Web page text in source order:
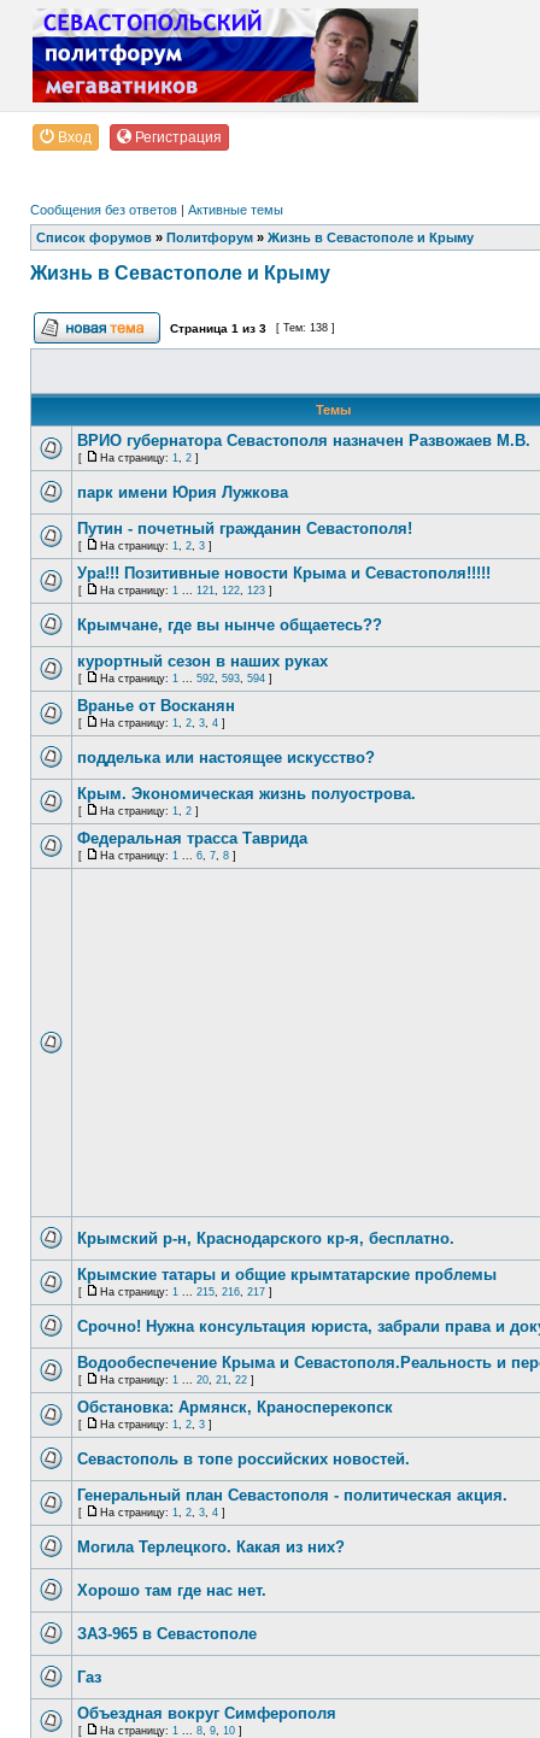
Вход Регистрация
Сообщения без ответов | Активные темы
Список форумов » Политфорум » Жизнь в Севастополе и Крыму
Жизнь в Севастополе и Крыму
Страница 1 из 3 [ Тем: 138 ]
Темы
ВРИО губернатора Севастополя назначен Развожаев М.В.
[ На страницу: 1, 2 ]
парк имени Юрия Лужкова
Путин - почетный гражданин Севастополя!
[ На страницу: 1, 2, 3 ]
Ура!!! Позитивные новости Крыма и Севастополя!!!!!
[ На страницу: 1 ... 121, 122, 123 ]
Крымчане, где вы нынче общаетесь??
курортный сезон в наших руках
[ На страницу: 1 ... 592, 593, 594 ]
Вранье от Восканян
[ На страницу: 1, 2, 3, 4 ]
подделька или настоящее искусство?
Крым. Экономическая жизнь полуострова.
[ На страницу: 1, 2 ]
Федеральная трасса Таврида
[ На страницу: 1 ... 6, 7, 8 ]
Крымский р-н, Краснодарского кр-я, бесплатно.
Крымские татары и общие крымтатарские проблемы
[ На страницу: 1 ... 215, 216, 217 ]
Срочно! Нужна консультация юриста, забрали права и
Водообеспечение Крыма и Севастополя.Реальность и
[ На страницу: 1 ... 20, 21, 22 ]
Обстановка: Армянск, Краносперекопск
[ На страницу: 1, 2, 3 ]
Севастополь в топе российских новостей.
Генеральный план Севастополя - политическая акция.
[ На страницу: 1, 2, 3, 4 ]
Могила Терлецкого. Какая из них?
Хорошо там где нас нет.
ЗАЗ-965 в Севастополе
Газ
Объездная вокруг Симферополя
[ На страницу: 1 ... 8, 9, 10 ]